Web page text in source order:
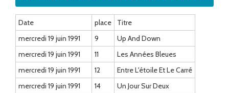
Date place
Titre
mercredi 19 juin 1991
9
Up And Down
mercredi 19 juin 1991
11
Les Années Bleues
mercredi 19 juin 1991
12
Entre L'étoile Et Le Carré
mercredi 19 juin 1991
14
Un Jour Sur Deux